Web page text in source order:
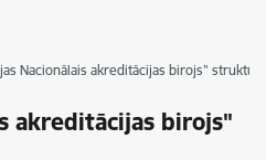
Nacionālais akreditācijas birojs" struktūra
akreditācijas birojs"